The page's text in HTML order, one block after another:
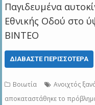
Παγιδευμένα
Εθνικής Οδού στο
ΒΙΝΤΕΟ
ΔΙΑΒΆΣΤΕ ΠΕΡΙΣΣΌΤΕΡΑ
Βοιωτία Ανοιχτός
αποκαταστάθηκε το